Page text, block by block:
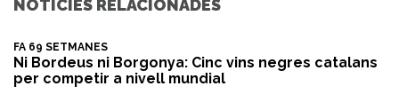
NOTÍCIES RELACIONADES
FA 69 SETMANES
Ni Bordeus ni Borgonya: Cinc vins negres catalans
per competir a nivell mundial